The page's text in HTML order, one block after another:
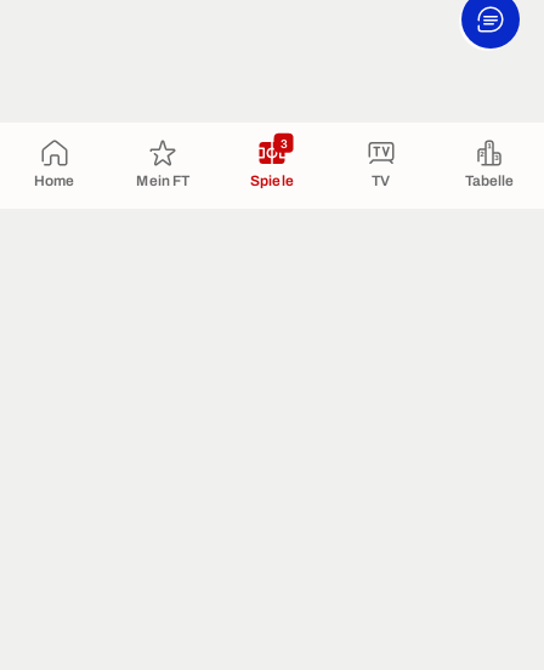
Home Mein FT Spiele
3
TV Tabelle